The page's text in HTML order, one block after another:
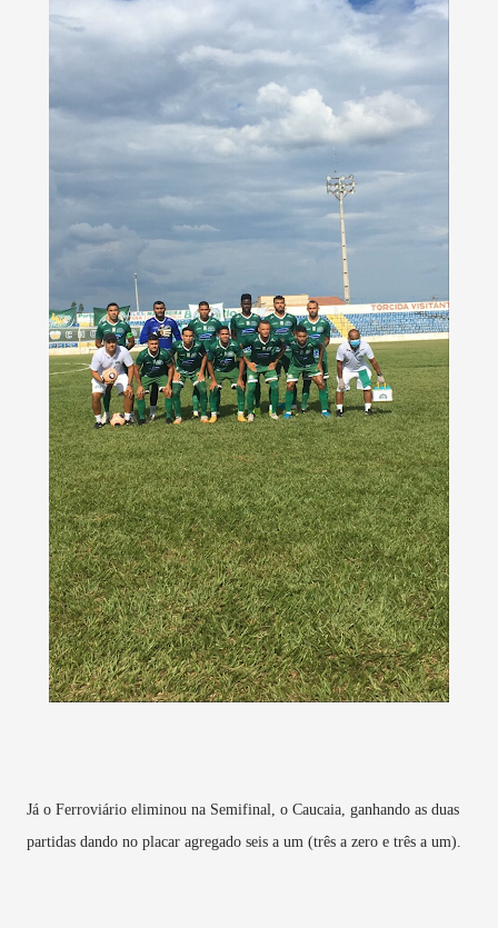
Já o Ferroviário eliminou na Semifinal, o Caucaia, ganhando as duas
partidas dando no placar agregado seis a um (três a zero e três a um).